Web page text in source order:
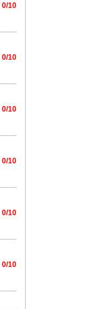
0/10
0/10
0/10
0/10
0/10
0/10